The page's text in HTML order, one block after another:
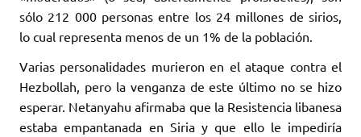
sólo 212 000 personas entre los 24 millones de sirios,
lo cual representa menos de un 1% de la población.
Varias personalidades murieron en el ataque contra el
Hezbollah, pero la venganza de este último no se hizo
esperar. Netanyahu afirmaba que la Resistencia libanesa
estaba empantanada en Siria y que ello le impediría